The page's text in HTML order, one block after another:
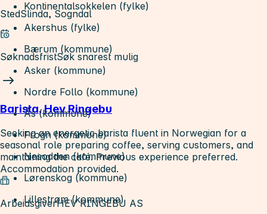
Kontinentalsokkelen (fylke)
Akershus (fylke)
Bærum (kommune)
Asker (kommune)
Nordre Follo (kommune)
Ås (kommune)
Frogn (kommune)
Nesodden (kommune)
Lørenskog (kommune)
Lillestrøm (kommune)
StedSlinda, Sogndal
SøknadsfristSøk snarest mulig
Barista, Hev Ringebu
Seeking an energetic barista fluent in Norwegian for a
seasonal role preparing coffee, serving customers, and
maintaining the café. Previous experience preferred.
Accommodation provided.
ArbeidsgiverHEV RINGEBU AS